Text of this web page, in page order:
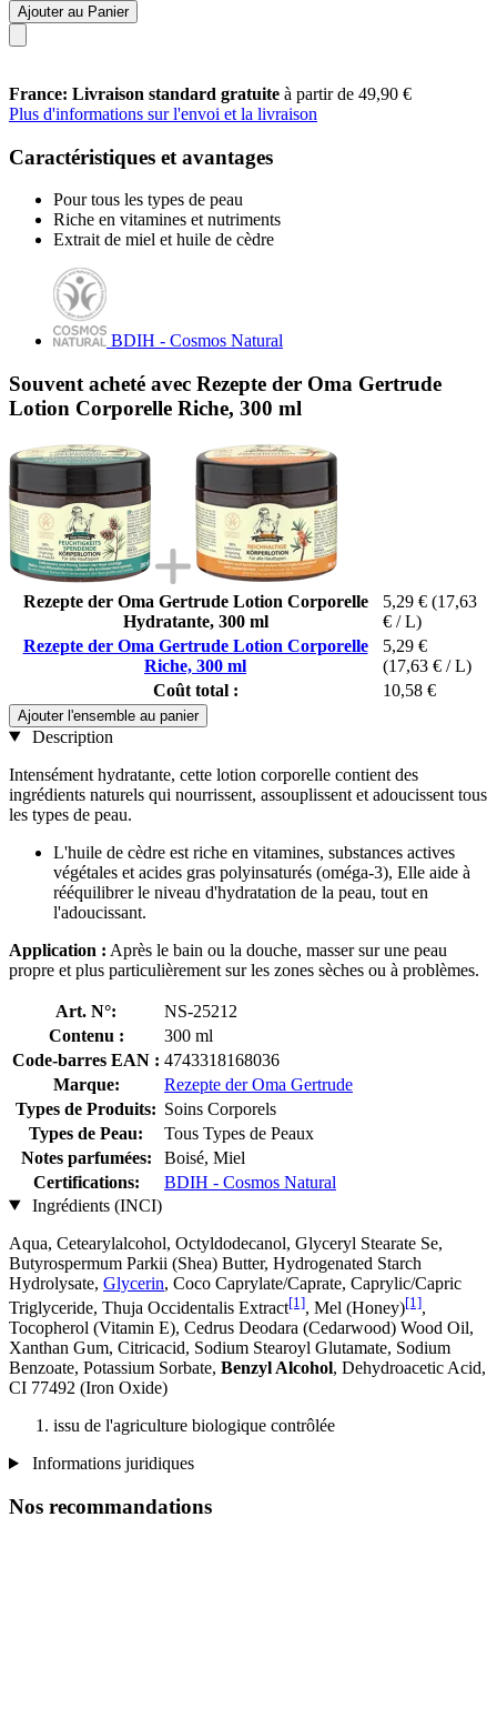
Ajouter au Panier
France: Livraison standard gratuite à partir de 49,90 €
Plus d'informations sur l'envoi et la livraison
Caractéristiques et avantages
Pour tous les types de peau
Riche en vitamines et nutriments
Extrait de miel et huile de cèdre
BDIH - Cosmos Natural
Souvent acheté avec Rezepte der Oma Gertrude
Lotion Corporelle Riche, 300 ml
Rezepte der Oma Gertrude Lotion Corporelle
Hydratante, 300 ml
5,29 € (17,63
€ / L)
Rezepte der Oma Gertrude Lotion Corporelle
Riche, 300 ml
5,29 €
(17,63 € / L)
Coût total :
10,58 €
Ajouter l'ensemble au panier
Description
Intensément hydratante, cette lotion corporelle contient des
ingrédients naturels qui nourrissent, assouplissent et adoucissent tous
les types de peau.
L'huile de cèdre est riche en vitamines, substances actives
végétales et acides gras polyinsaturés (oméga-3), Elle aide à
rééquilibrer le niveau d'hydratation de la peau, tout en
l'adoucissant.
Application : Après le bain ou la douche, masser sur une peau
propre et plus particulièrement sur les zones sèches ou à problèmes.
Art. N°:
NS-25212
Contenu :
300 ml
Code-barres EAN : 4743318168036
Marque:
Rezepte der Oma Gertrude
Types de Produits: Soins Corporels
Types de Peau:
Tous Types de Peaux
Notes parfumées:
Boisé, Miel
Certifications:
BDIH - Cosmos Natural
Ingrédients (INCI)
Aqua, Cetearylalcohol, Octyldodecanol, Glyceryl Stearate Se,
Butyrospermum Parkii (Shea) Butter, Hydrogenated Starch
Hydrolysate, Glycerin, Coco Caprylate/Caprate, Caprylic/Capric
Triglyceride, Thuja Occidentalis Extract[1], Mel (Honey)[1],
Tocopherol (Vitamin E), Cedrus Deodara (Cedarwood) Wood Oil,
Xanthan Gum, Citricacid, Sodium Stearoyl Glutamate, Sodium
Benzoate, Potassium Sorbate, Benzyl Alcohol, Dehydroacetic Acid,
CI 77492 (Iron Oxide)
issu de l'agriculture biologique contrôlée
Informations juridiques
Nos recommandations